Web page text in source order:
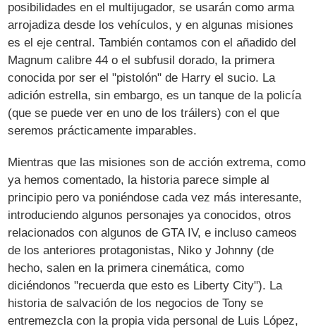
posibilidades en el multijugador, se usarán como arma
arrojadiza desde los vehículos, y en algunas misiones
es el eje central. También contamos con el añadido del
Magnum calibre 44 o el subfusil dorado, la primera
conocida por ser el "pistolón" de Harry el sucio. La
adición estrella, sin embargo, es un tanque de la policía
(que se puede ver en uno de los tráilers) con el que
seremos prácticamente imparables.
Mientras que las misiones son de acción extrema, como
ya hemos comentado, la historia parece simple al
principio pero va poniéndose cada vez más interesante,
introduciendo algunos personajes ya conocidos, otros
relacionados con algunos de GTA IV, e incluso cameos
de los anteriores protagonistas, Niko y Johnny (de
hecho, salen en la primera cinemática, como
diciéndonos "recuerda que esto es Liberty City"). La
historia de salvación de los negocios de Tony se
entremezcla con la propia vida personal de Luis López,